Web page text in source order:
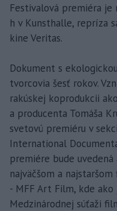
Festivalová premiéra je
h v Kunsthalle, repríza
kine Veritas.
Dokument s
tvorcovia šesť rokov.
rakúskej koprodukcii
a producenta Tomáša
svetovú premiéru v
International
premiére bude
najväčšom a
- MFF Art Film, kde
Medzinárodnej súťaži